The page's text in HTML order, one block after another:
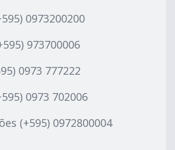
0973200200
973700006
0973 777222
0973 702006
(+595) 0972800004